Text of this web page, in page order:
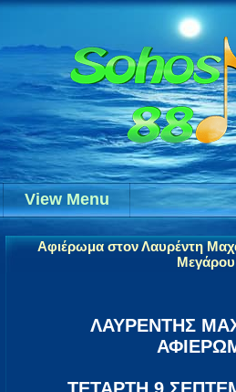
View Menu
Αφιέρωμα στον Λαυρέντη
Μεγάρου
ΛΑΥΡΕΝΤΗΣ